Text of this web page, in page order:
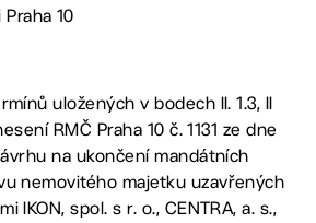
10
uložených v bodech II. 1.3, II
RMČ Praha 10 č. 1131 ze dne
na ukončení mandátních
nemovitého majetku uzavřených
IKON, spol. s r. o., CENTRA, a. s.,